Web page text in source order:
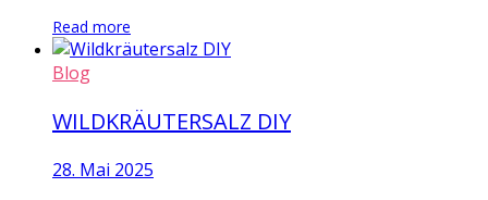
Read more
Blog
WILDKRÄUTERSALZ DIY
28. Mai 2025